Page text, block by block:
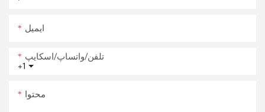
ایمیل
+1
تلفن/واتساپ/اسکایپ
محتوا